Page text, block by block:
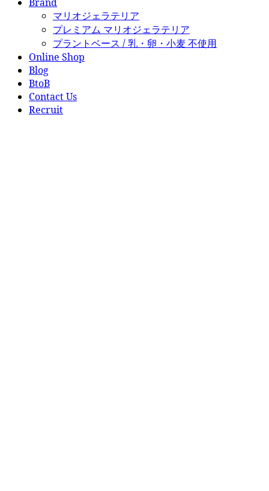
マリオジェラテリア
プレミアム マリオジェラテリア
プラントベース / 乳・卵・小麦 不使用
Online Shop
Blog
BtoB
Contact Us
Recruit